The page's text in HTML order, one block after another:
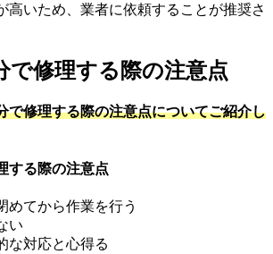
高いため、業者に依頼することが推奨さ
で修理する際の注意点
で修理する際の注意点についてご紹介し
する際の注意点
めてから作業を行う
い
な対応と心得る